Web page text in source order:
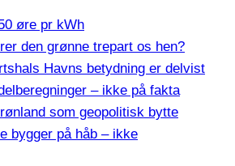
øre pr kWh
den grønne trepart os hen?
Havns betydning er delvist
– ikke på fakta
som geopolitisk bytte
bygger på håb – ikke